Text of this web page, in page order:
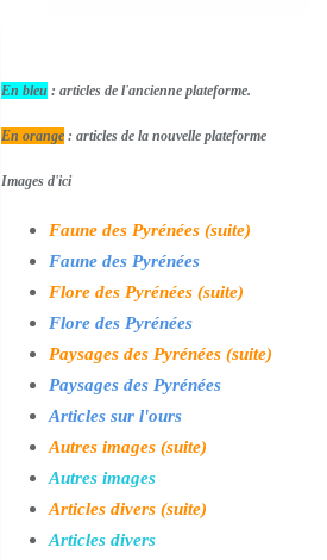
En bleu : articles de l'ancienne plateforme.
En orange : articles de la nouvelle plateforme
Images d'ici
Faune des Pyrénées (suite)
Faune des Pyrénées
Flore des Pyrénées (suite)
Flore des Pyrénées
Paysages des Pyrénées (suite)
Paysages des Pyrénées
Articles sur l'ours
Autres images (suite)
Autres images
Articles divers (suite)
Articles divers